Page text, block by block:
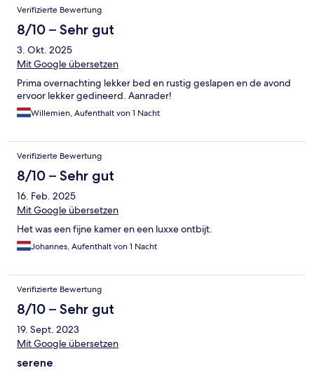
Verifizierte Bewertung
8/10 – Sehr gut
3. Okt. 2025
Mit Google übersetzen
Prima overnachting lekker bed en rustig geslapen en de avond
ervoor lekker gedineerd. Aanrader!
Willemien, Aufenthalt von 1 Nacht
Verifizierte Bewertung
8/10 – Sehr gut
16. Feb. 2025
Mit Google übersetzen
Het was een fijne kamer en een luxxe ontbijt.
Johannes, Aufenthalt von 1 Nacht
Verifizierte Bewertung
8/10 – Sehr gut
19. Sept. 2023
Mit Google übersetzen
serene